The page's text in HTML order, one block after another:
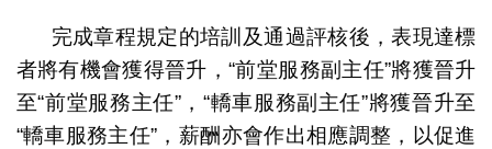
完成章程規定的培訓及通過評核後，表現達標
者將有機會獲得晉升，“前堂服務副主任”將獲晉升
至“前堂服務主任”，“轎車服務副主任”將獲晉升至
“轎車服務主任”，薪酬亦會作出相應調整，以促進